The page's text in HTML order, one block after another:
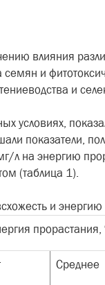
влияния
и
и
условиях,
показатели,
л на энергию
(таблица 1).
и
прорастания,
Среднее